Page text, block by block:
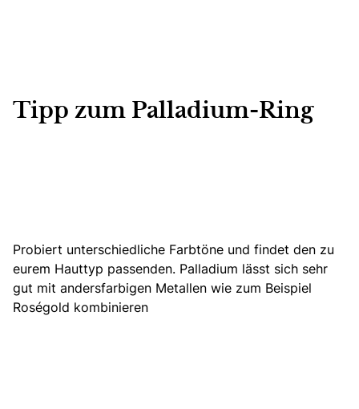
Tipp zum Palladium-Ring
Probiert unterschiedliche Farbtöne und findet den zu
eurem Hauttyp passenden. Palladium lässt sich sehr
gut mit andersfarbigen Metallen wie zum Beispiel
Roségold kombinieren